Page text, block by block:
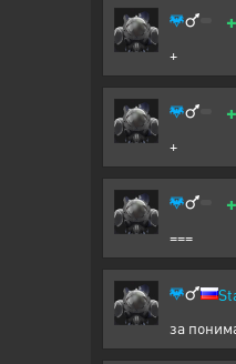
+
+
+
+
+
===
за